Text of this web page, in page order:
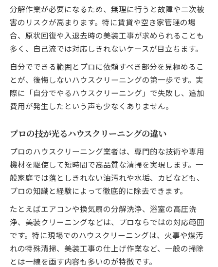
分解作業が必要になるため、無理に行うと故障や二次被
害のリスクが高まります。特に賃貸や空き家管理の場
合、原状回復や入退去時の美装工事が求められることも
多く、自己流では対応しきれないケースが目立ちます。
自分でできる範囲とプロに依頼すべき部分を見極めるこ
とが、後悔しないハウスクリーニングの第一歩です。実
際に「自分でやるハウスクリーニング」で失敗し、追加
費用が発生したという声も少なくありません。
プロの技が光るハウスクリーニングの違い
プロのハウスクリーニング業者は、専門的な技術や専用
機材を駆使して短時間で高品質な清掃を実現します。一
般家庭では落としきれない油汚れや水垢、カビなども、
プロの知識と経験によって徹底的に除去できます。
たとえばエアコンや換気扇の分解洗浄、浴室の高圧洗
浄、美装クリーニングなどは、プロならではの対応範囲
です。特に現場でのハウスクリーニングは、火事や煤汚
れの特殊清掃、美装工事の仕上げ作業など、一般の掃除
とは一線を画す内容も多いのが特徴です。